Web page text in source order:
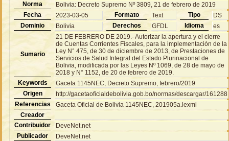
Norma
Bolivia: Decreto Supremo Nº 3809, 21 de febrero de 2019
Fecha
2023-03-05 Formato Text Tipo
DS
Dominio
Bolivia Derechos GFDL Idioma es
Sumario
21 DE FEBRERO DE 2019.- Autorizar la apertura y el cierre
de Cuentas Corrientes Fiscales, para la implementación de la
Ley N° 475, de 30 de diciembre de 2013, de Prestaciones de
Servicios de Salud Integral del Estado Plurinacional de
Bolivia, modificada por las Leyes Nº 1069, de 28 de mayo de
2018 y N° 1152, de 20 de febrero de 2019.
Keywords
Gaceta 1145NEC, Decreto Supremo, febrero/2019
Origen
http://gacetaoficialdebolivia.gob.bo/normas/descargar/161288
Referencias
Gaceta Oficial de Bolivia 1145NEC, 201905a.lexml
Creador
Contribuidor
DeveNet.net
Publicador
DeveNet.net